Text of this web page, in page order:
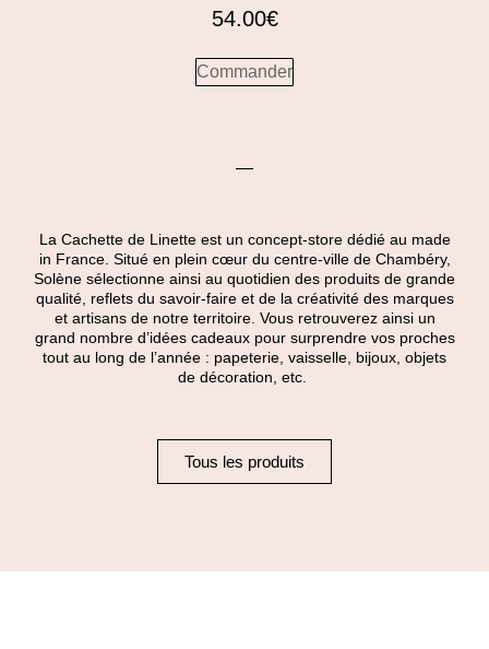
54.00€
Commander
La Cachette de Linette est un concept-store dédié au made
in France. Situé en plein cœur du centre-ville de Chambéry,
Solène sélectionne ainsi au quotidien des produits de grande
qualité, reflets du savoir-faire et de la créativité des marques
et artisans de notre territoire. Vous retrouverez ainsi un
grand nombre d’idées cadeaux pour surprendre vos proches
tout au long de l’année : papeterie, vaisselle, bijoux, objets
de décoration, etc.
Tous les produits